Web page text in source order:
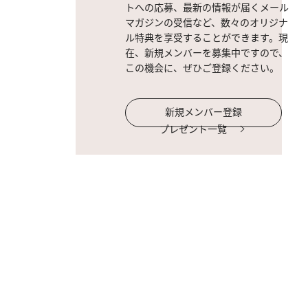
トへの応募、最新の情報が届くメール
マガジンの受信など、数々のオリジナ
ル特典を享受することができます。現
在、新規メンバーを募集中ですので、
この機会に、ぜひご登録ください。
新規メンバー登録
プレゼント一覧